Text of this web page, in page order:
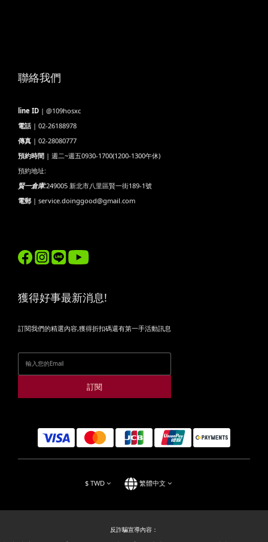
聯絡我們
line ID | @109hosxc
電話 | 02-26188978
傳真 | 02-28080777
預約時間 | 週二~週五0930-1700(1200-1300午休)
預約地址:
賢一倉庫:249005 新北市八里區賢一街189-1號
電郵 | service.doinggood@gmail.com
獲得好事最新消息!
訂閱我們的精選內容,獲得折扣碼還有第一手活動訊息
訂閱
$ TWD 繁體中文
反詐騙宣導內容：